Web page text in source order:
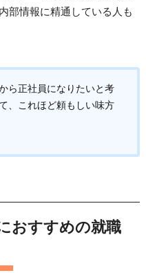
部情報に精通している人も
ら正社員になりたいと考
、これほど頼もしい味方
おすすめの就職